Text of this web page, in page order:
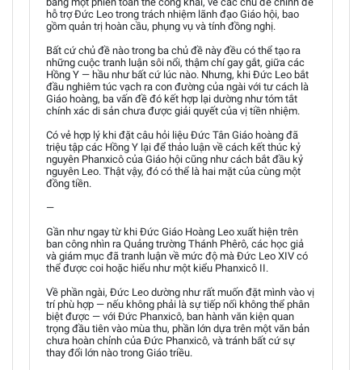
hỗ trợ Đức Leo trong trách nhiệm lãnh đạo Giáo hội, bao
gồm quản trị hoàn cầu, phụng vụ và tính đồng nghị.
Bất cứ chủ đề nào trong ba chủ đề này đều có thể tạo ra
những cuộc tranh luận sôi nổi, thậm chí gay gắt, giữa các
Hồng Y — hầu như bất cứ lúc nào. Nhưng, khi Đức Leo bắt
đầu nghiêm túc vạch ra con đường của ngài với tư cách là
Giáo hoàng, ba vấn đề đó kết hợp lại dường như tóm tắt
chính xác di sản chưa được giải quyết của vị tiền nhiệm.
Có vẻ hợp lý khi đặt câu hỏi liệu Đức Tân Giáo hoàng đã
triệu tập các Hồng Y lại để thảo luận về cách kết thúc kỷ
nguyên Phanxicô của Giáo hội cũng như cách bắt đầu kỷ
nguyên Leo. Thật vậy, đó có thể là hai mặt của cùng một
đồng tiền.
—
Gần như ngay từ khi Đức Giáo Hoàng Leo xuất hiện trên
ban công nhìn ra Quảng trường Thánh Phêrô, các học giả
và giám mục đã tranh luận về mức độ mà Đức Leo XIV có
thể được coi hoặc hiểu như một kiểu Phanxicô II.
Về phần ngài, Đức Leo dường như rất muốn đặt mình vào vị
trí phù hợp — nếu không phải là sự tiếp nối không thể phân
biệt được — với Đức Phanxicô, ban hành văn kiện quan
trọng đầu tiên vào mùa thu, phần lớn dựa trên một văn bản
chưa hoàn chỉnh của Đức Phanxicô, và tránh bất cứ sự
thay đổi lớn nào trong Giáo triều.